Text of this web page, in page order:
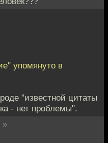
упомянуто в
"известной цитаты
- нет проблемы".
»